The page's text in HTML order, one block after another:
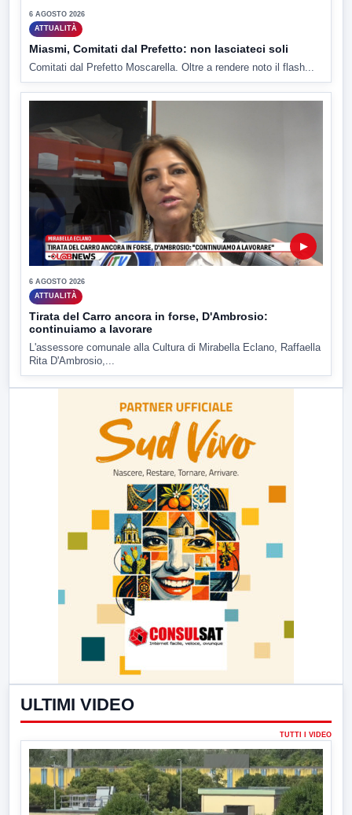
6 AGOSTO 2026
ATTUALITÀ
Miasmi, Comitati dal Prefetto: non lasciateci soli
Comitati dal Prefetto Moscarella. Oltre a rendere noto il flash...
▶
6 AGOSTO 2026
ATTUALITÀ
Tirata del Carro ancora in forse, D'Ambrosio:
continuiamo a lavorare
L'assessore comunale alla Cultura di Mirabella Eclano, Raffaella
Rita D'Ambrosio,...
ULTIMI VIDEO
TUTTI I VIDEO